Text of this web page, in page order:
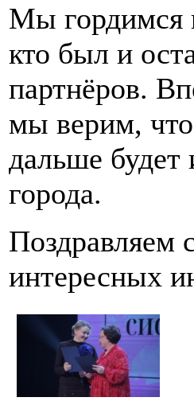
Мы гордимся
кто был и
партнёров.
мы верим,
дальше будет
города.
Поздравляем
интересных